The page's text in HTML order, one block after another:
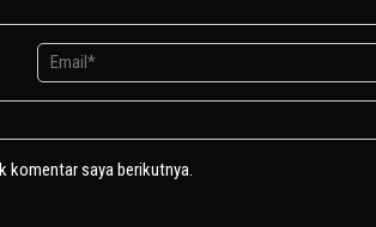
komentar saya berikutnya.